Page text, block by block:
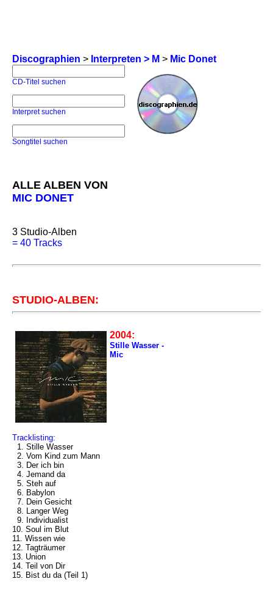
Discographien > Interpreten > M > Mic Donet
CD-Titel suchen
Interpret suchen
Songtitel suchen
ALLE ALBEN VON
MIC DONET
3 Studio-Alben
= 40 Tracks
STUDIO-ALBEN:
2004:
Stille Wasser -
Mic
Tracklisting:
1. Stille Wasser
2. Vom Kind zum Mann
3. Der ich bin
4. Jemand da
5. Steh auf
6. Babylon
7. Dein Gesicht
8. Langer Weg
9. Individualist
10. Soul im Blut
11. Wissen wie
12. Tagträumer
13. Union
14. Teil von Dir
15. Bist du da (Teil 1)